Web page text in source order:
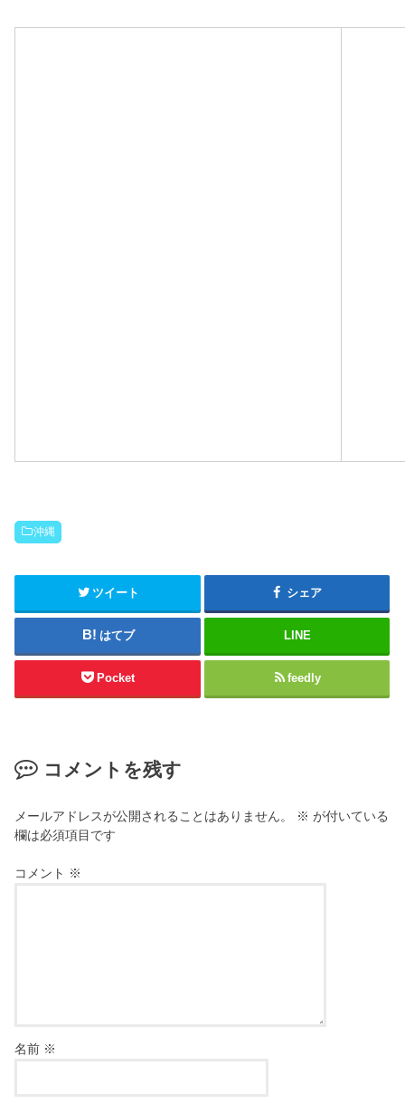
沖縄
ツイート シェア
はてブ LINE
Pocket feedly
コメントを残す
メールアドレスが公開されることはありません。 ※ が付いている
欄は必須項目です
コメント ※
名前 ※